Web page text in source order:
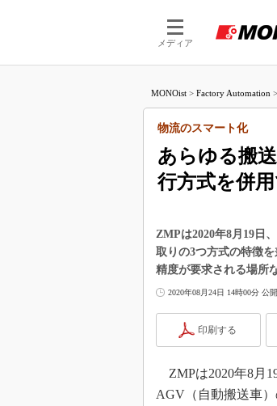
メディア
MONOist > Factory Automation >
あらゆる搬
行方式を併
物流のスマート化
ZMPは2020年8月19日
取りの3つ方式の特徴
精度が要求される場所
2020年08月24日 14時00分 公開
印刷する
ZMPは2020年8月
AGV（自動搬送車